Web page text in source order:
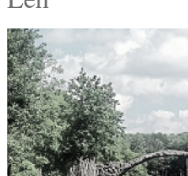
Sport
Termine
Kostenlos